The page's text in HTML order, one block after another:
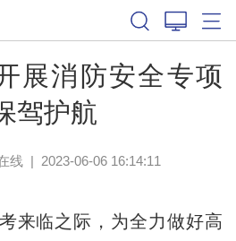
展消防安全专项
驾护航
线| 2023-06-06 16:14:11
临之际，为全力做好高